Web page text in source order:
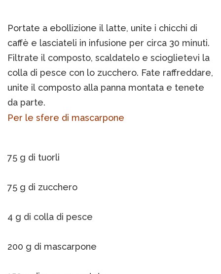
Portate a ebollizione il latte, unite i chicchi di
caffè e lasciateli in infusione per circa 30 minuti.
Filtrate il composto, scaldatelo e scioglietevi la
colla di pesce con lo zucchero. Fate raffreddare,
unite il composto alla panna montata e tenete
da parte.
Per le sfere di mascarpone
75 g di tuorli
75 g di zucchero
4 g di colla di pesce
200 g di mascarpone